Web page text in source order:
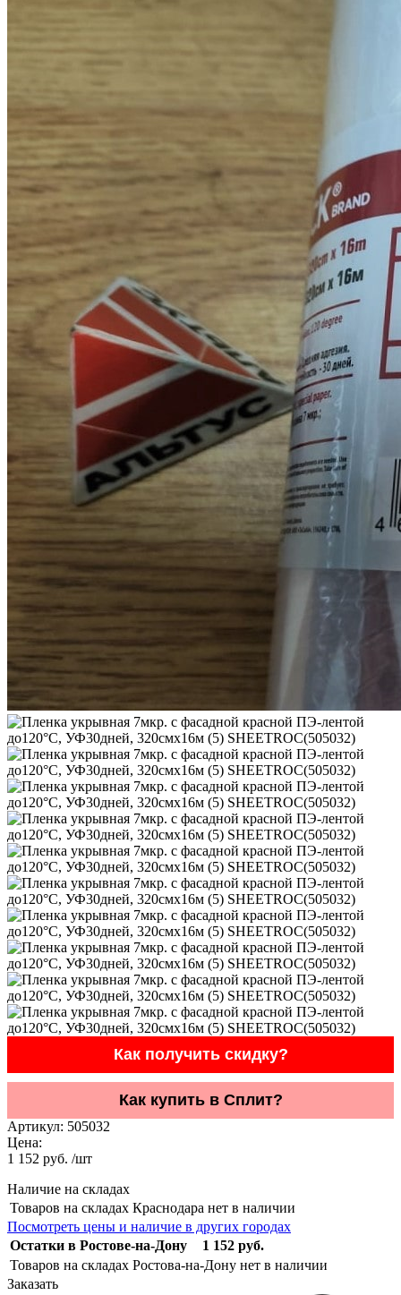
Как получить скидку?
Как купить в Сплит?
Артикул: 505032
Цена:
1 152 руб. /шт
Наличие на складах
Товаров на складах Краснодара нет в наличии
Посмотреть цены и наличие в других городах
Остатки в Ростове-на-Дону
1 152 руб.
Товаров на складах Ростова-на-Дону нет в наличии
Заказать